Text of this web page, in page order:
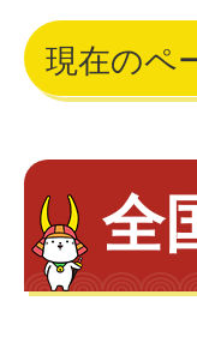
現在のペ
全